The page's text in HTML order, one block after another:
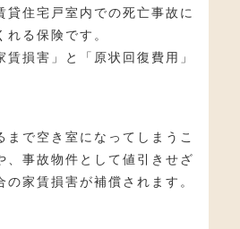
貸住宅戸室内での死亡事故に
る保険です。
損害」と「原状回復費用」
まで空き室になってしまうこ
、事故物件として値引きせざ
家賃損害が補償されます。